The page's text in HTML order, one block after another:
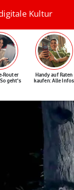
Kultur
Router
geht's
Handy auf Raten
kaufen: Alle Infos